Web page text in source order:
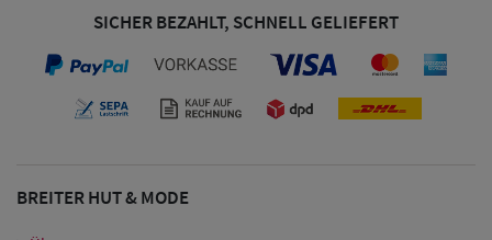
Snapback Caps
Damen Caps
Großgrößen
SICHER BEZAHLT, SCHNELL GELIEFERT
BREITER HUT & MODE